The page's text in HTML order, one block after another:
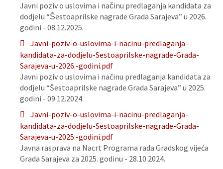
Javni poziv o uslovima i načinu predlaganja kandidata za
dodjelu “Šestoaprilske nagrade Grada Sarajeva” u 2026.
godini - 08.12.2025.
Javni-poziv-o-uslovima-i-nacinu-predlaganja-
kandidata-za-dodjelu-Sestoaprilske-nagrade-Grada-
Sarajeva-u-2026.-godini.pdf
Javni poziv o uslovima i načinu predlaganja kandidata za
dodjelu “Šestoaprilske nagrade Grada Sarajeva” u 2025.
godini - 09.12.2024.
Javni-poziv-o-uslovima-i-nacinu-predlaganja-
kandidata-za-dodjelu-Sestoaprilske-nagrade-Grada-
Sarajeva-u-2025.-godini.pdf
Javna rasprava na Nacrt Programa rada Gradskog vijeća
Grada Sarajeva za 2025. godinu - 28.10.2024.